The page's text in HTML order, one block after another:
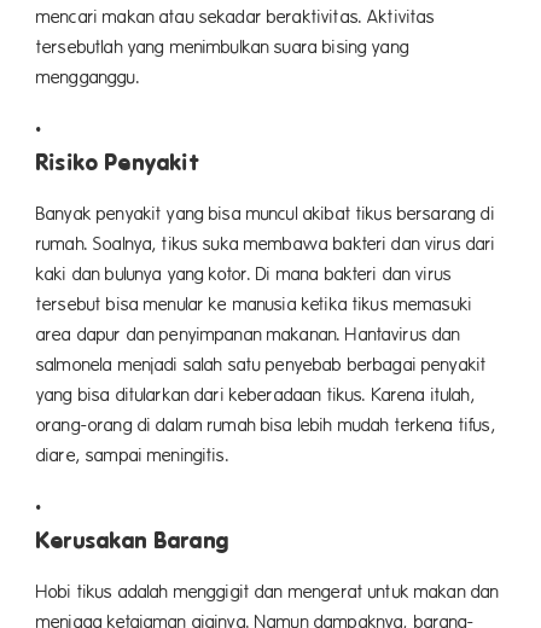
mencari makan atau sekadar beraktivitas. Aktivitas
tersebutlah yang menimbulkan suara bising yang
mengganggu.
Risiko Penyakit
Banyak penyakit yang bisa muncul akibat tikus bersarang di
rumah. Soalnya, tikus suka membawa bakteri dan virus dari
kaki dan bulunya yang kotor. Di mana bakteri dan virus
tersebut bisa menular ke manusia ketika tikus memasuki
area dapur dan penyimpanan makanan. Hantavirus dan
salmonela menjadi salah satu penyebab berbagai penyakit
yang bisa ditularkan dari keberadaan tikus. Karena itulah,
orang-orang di dalam rumah bisa lebih mudah terkena tifus,
diare, sampai meningitis.
Kerusakan Barang
Hobi tikus adalah menggigit dan mengerat untuk makan dan
menjaga ketajaman giginya. Namun dampaknya, barang-